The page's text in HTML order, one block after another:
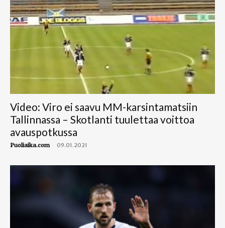
Video: Viro ei saavu MM-karsintamatsiin
Tallinnassa – Skotlanti tuulettaa voittoa
avauspotkussa
Puoliaika.com - 09.01.2021